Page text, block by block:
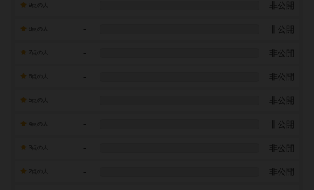
- 非公開
- 非公開
7点の人 - 非公開
- 非公開
- 非公開
- 非公開
- 非公開
- 非公開